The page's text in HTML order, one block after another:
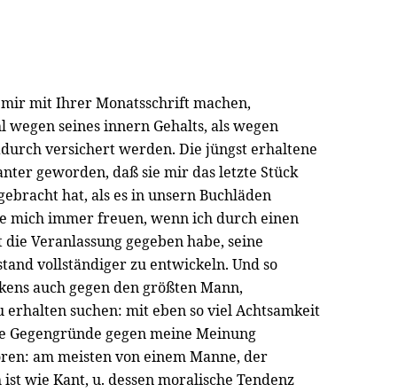
mir mit Ihrer Monatsschrift machen,
seines innern Gehalts, als wegen
versichert werden. Die jüngst erhaltene
geworden, daß sie mir das letzte Stück
hat, als es in unsern Buchläden
mich immer freuen, wenn ich durch einen
Veranlassung gegeben habe, seine
vollständiger zu entwickeln. Und so
auch gegen den größten Mann,
suchen: mit eben so viel Achtsamkeit
gegen meine Meinung
am meisten von einem Manne, der
wie Kant, u. dessen moralische Tendenz